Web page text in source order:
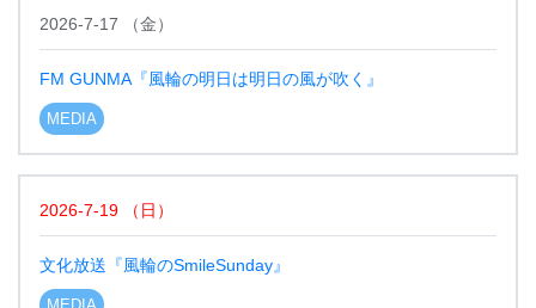
2026-7-17 （金）
FM GUNMA『風輪の明日は明日の風が吹く』
MEDIA
2026-7-19 （ 日 ）
文化放送『風輪のSmileSunday』